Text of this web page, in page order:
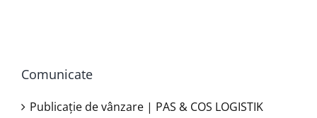
Comunicate
Publicație de vânzare | PAS & COS LOGISTIK